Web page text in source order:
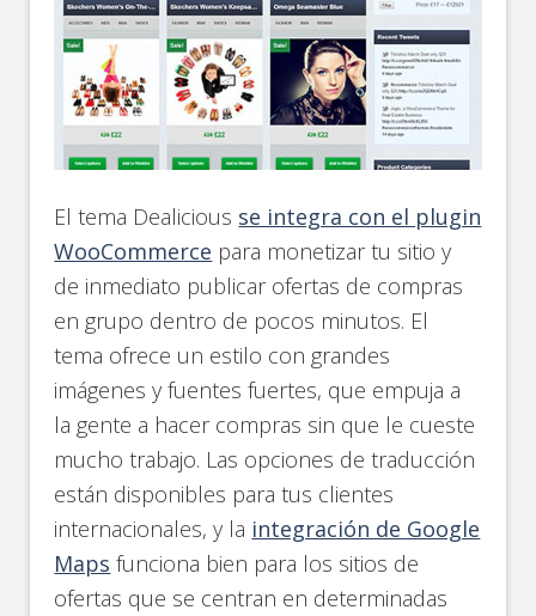
El tema Dealicious se integra con el plugin
WooCommerce para monetizar tu sitio y
de inmediato publicar ofertas de compras
en grupo dentro de pocos minutos. El
tema ofrece un estilo con grandes
imágenes y fuentes fuertes, que empuja a
la gente a hacer compras sin que le cueste
mucho trabajo. Las opciones de traducción
están disponibles para tus clientes
internacionales, y la integración de Google
Maps funciona bien para los sitios de
ofertas que se centran en determinadas